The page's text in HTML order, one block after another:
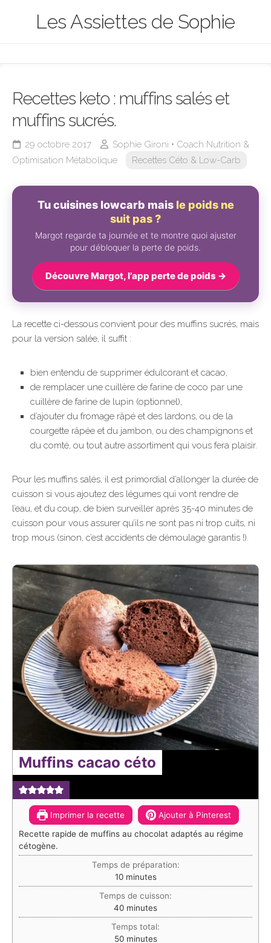
Les Assiettes de Sophie
Recettes keto : muffins salés et
muffins sucrés.
29 octobre 2017
Sophie Gironi • Coach Nutrition &
Optimisation Métabolique
Recettes Céto & Low-Carb
Tu cuisines lowcarb mais le poids ne
suit pas ?
Margot regarde ta journée et te montre quoi ajuster
pour débloquer la perte de poids.
Découvre Margot, l’app perte de poids →
La recette ci-dessous convient pour des muffins sucrés, mais
pour la version salée, il suffit :
bien entendu de supprimer édulcorant et cacao,
de remplacer une cuillère de farine de coco par une
cuillère de farine de lupin (optionnel),
d’ajouter du fromage râpé et des lardons, ou de la
courgette râpée et du jambon, ou des champignons et
du comté, ou tout autre assortiment qui vous fera plaisir.
Pour les muffins salés, il est primordial d’allonger la durée de
cuisson si vous ajoutez des légumes qui vont rendre de
l’eau, et du coup, de bien surveiller après 35-40 minutes de
cuisson pour vous assurer qu’ils ne sont pas ni trop cuits, ni
trop mous (sinon, c’est accidents de démoulage garantis !).
Muffins cacao céto
Imprimer la recette
Ajouter à Pinterest
Recette rapide de muffins au chocolat adaptés au régime
cétogène.
Temps de préparation:
10minutes
minutes
Temps de cuisson:
40minutes
minutes
Temps total:
50minutes
minutes